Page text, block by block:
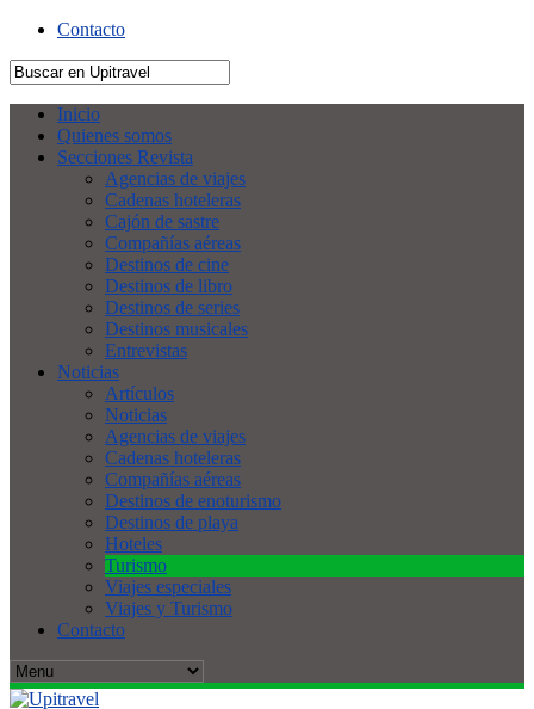
Contacto
Inicio
Quienes somos
Secciones Revista
Agencias de viajes
Cadenas hoteleras
Cajón de sastre
Compañías aéreas
Destinos de cine
Destinos de libro
Destinos de series
Destinos musicales
Entrevistas
Noticias
Artículos
Noticias
Agencias de viajes
Cadenas hoteleras
Compañías aéreas
Destinos de enoturismo
Destinos de playa
Hoteles
Turismo
Viajes especiales
Viajes y Turismo
Contacto